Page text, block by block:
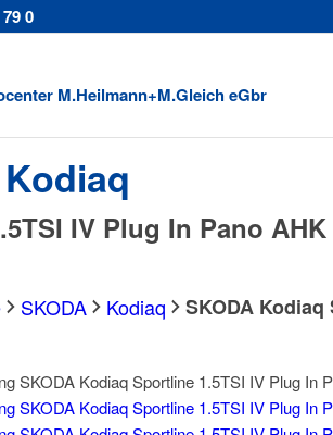
0
Kodiaq
IV Plug In Pano
SKODA Kodiaq SKODA